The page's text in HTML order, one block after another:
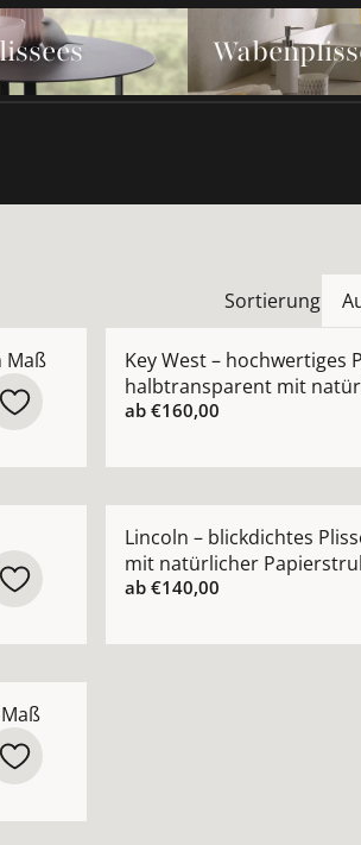
Wabenplissee
Sortierung
Maß
Key West – hochwertiges
halbtransparent mit
ab€160,00
Lincoln – blickdichtes
mit natürlicher
ab€140,00